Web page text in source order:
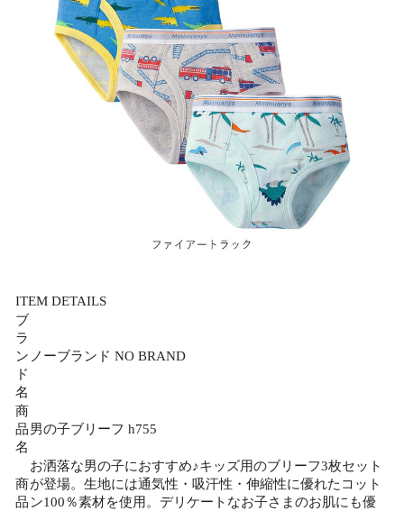
ITEM DETAILS
ブ
ラ
ン
ド
名
ノーブランド NO BRAND
商
品
名
男の子ブリーフ h755
商
品
お洒落な男の子におすすめ♪キッズ用のブリーフ3枚セット
が登場。生地には通気性・吸汗性・伸縮性に優れたコット
ン100％素材を使用。デリケートなお子さまのお肌にも優